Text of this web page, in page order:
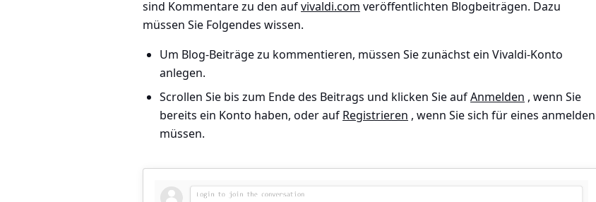
sind Kommentare zu den aufvivaldi.com veröffentlichten Blogbeiträgen. Dazu
müssen Sie Folgendes wissen.
Um Blog-Beiträge zu kommentieren, müssen Sie zunächst ein Vivaldi-Konto
anlegen.
Scrollen Sie bis zum Ende des Beitrags und klicken Sie aufAnmelden , wenn Sie
bereits ein Konto haben, oder auf Registrieren , wenn Sie sich für eines anmelden
müssen.